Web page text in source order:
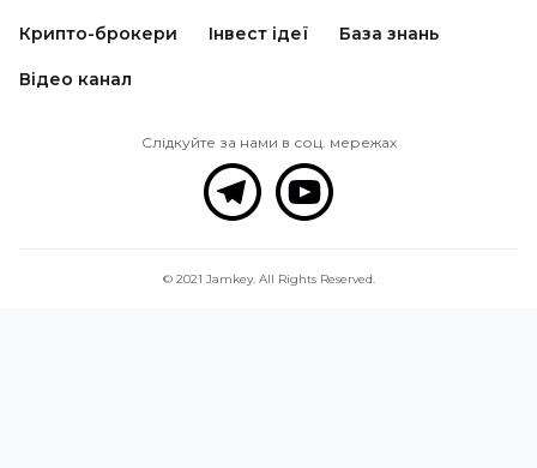
Крипто-брокери Інвест ідеї База знань
Відео канал
Слідкуйте за нами в соц. мережах
© 2021 Jamkey. All Rights Reserved.